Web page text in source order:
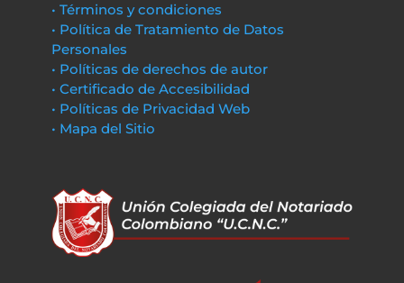
• Términos y condiciones
• Política de Tratamiento de Datos
Personales
• Políticas de derechos de autor
• Certificado de Accesibilidad
• Políticas de Privacidad Web
• Mapa del Sitio